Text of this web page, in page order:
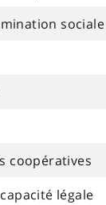
coopératives
légale